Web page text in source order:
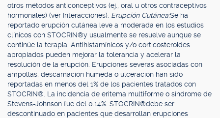
otros métodos anticonceptivos (ej., oral u otros contraceptivos
hormonales) (ver Interacciones). Erupción Cutánea:Se ha
reportado erupción cutánea leve a moderada en los estudios
clínicos con STOCRIN®y usualmente se resuelve aunque se
continúe la terapia. Antihistamínicos y/o corticosteroides
apropiados pueden mejorar la tolerancia y acelerar la
resolución de la erupción. Erupciones severas asociadas con
ampollas, descamación húmeda o ulceración han sido
reportadas en menos del 1% de los pacientes tratados con
STOCRIN®. La incidencia de eritema multiforme o síndrome de
Stevens-Johnson fue del 0.14%. STOCRIN®debe ser
descontinuado en pacientes que desarrollan erupciones